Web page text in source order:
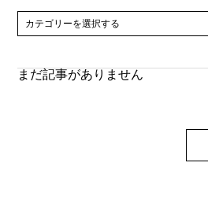
まだ記事がありません